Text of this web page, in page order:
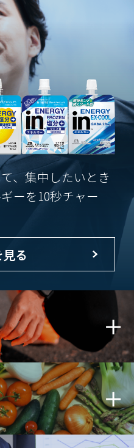
、集中したいとき
ーを10秒チャー
る